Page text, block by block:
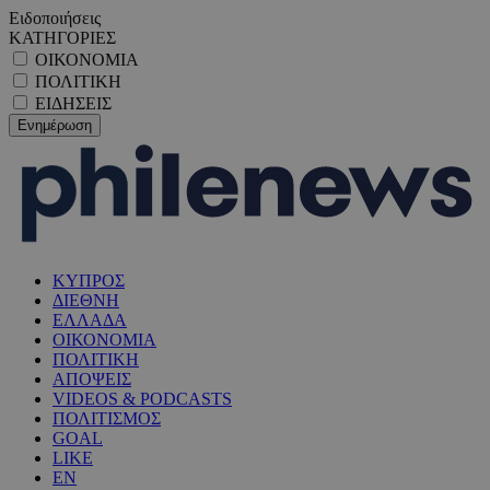
Ειδοποιήσεις
ΚΑΤΗΓΟΡΙΕΣ
ΟΙΚΟΝΟΜΙΑ
ΠΟΛΙΤΙΚΗ
ΕΙΔΗΣΕΙΣ
ΚΥΠΡΟΣ
ΔΙΕΘΝΗ
ΕΛΛΑΔΑ
ΟΙΚΟΝΟΜΙΑ
ΠΟΛΙΤΙΚΗ
ΑΠΟΨΕΙΣ
VIDEOS & PODCASTS
ΠΟΛΙΤΙΣΜΟΣ
GOAL
LIKE
EN